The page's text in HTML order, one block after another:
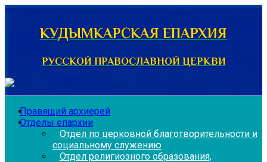
Перейти
содержимомуКУДЫМКАРСКАЯ ЕПАРХИЯ
РУССКОЙ ПРАВОСЛАВНОЙ ЦЕРКВИ
Правящий архиерей
Отделы епархии
Отдел по церковной благотворительности и
социальному служению
Отдел религиозного образования,